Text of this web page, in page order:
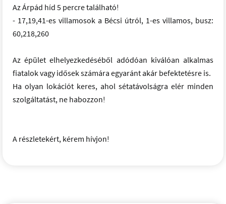
Az Árpád híd 5 percre található!
- 17,19,41-es villamosok a Bécsi útról, 1-es villamos, busz:
60,218,260
Az épület elhelyezkedéséből adódóan kiválóan alkalmas
fiatalok vagy idősek számára egyaránt akár befektetésre is.
Ha olyan lokációt keres, ahol sétatávolságra elér minden
szolgáltatást, ne habozzon!
A részletekért, kérem hívjon!